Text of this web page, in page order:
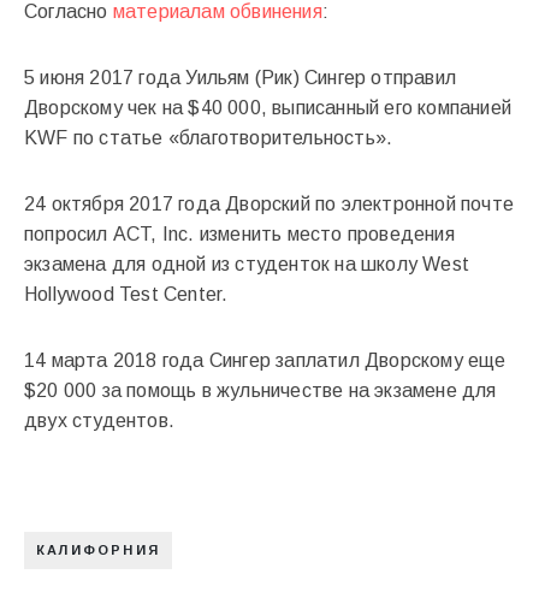
Согласно материалам обвинения:
5 июня 2017 года Уильям (Рик) Сингер отправил
Дворскому чек на $40 000, выписанный его компанией
KWF по статье «благотворительность».
24 октября 2017 года Дворский по электронной почте
попросил ACT, Inc. изменить место проведения
экзамена для одной из студенток на школу West
Hollywood Test Center.
14 марта 2018 года Сингер заплатил Дворскому еще
$20 000 за помощь в жульничестве на экзамене для
двух студентов.
КАЛИФОРНИЯ